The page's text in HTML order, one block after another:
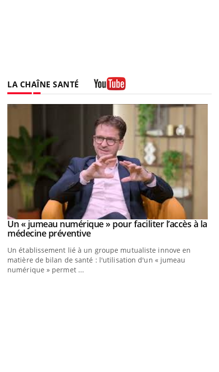
LA CHAÎNE SANTÉ
Youtube
Un « jumeau numérique » pour faciliter l’accès à la
médecine préventiveYoutube
Un établissement lié à un groupe mutualiste innove en
matière de bilan de santé : l'utilisation d'un « jumeau
numérique » permet ...